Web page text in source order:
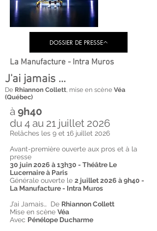
DOSSIER DE PRESSE
La Manufacture - Intra Muros
J'ai jamais ...
De Rhiannon Collett, mise en scène Véa
(Québec)
à 9h40
du 4 au 21 juillet 2026
Relâches les 9 et 16 juillet 2026
Avant-première ouverte aux pros et à la
presse
30 juin 2026 à 13h30 - Théâtre Le
Lucernaire à Paris
Générale ouverte le 2 juillet 2026 à 9h40 -
La Manufacture - Intra Muros
J’ai Jamais… De Rhiannon Collett
Mise en scène Véa
Avec Pénélope Ducharme